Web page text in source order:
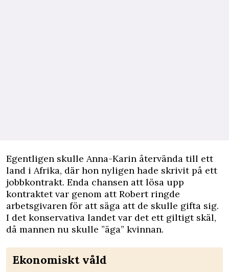
Egentligen skulle Anna-Karin återvända till ett
land i Afrika, där hon nyligen hade skrivit på ett
jobbkontrakt. Enda chansen att lösa upp
kontraktet var genom att Robert ringde
arbetsgivaren för att säga att de skulle gifta sig.
I det konservativa landet var det ett giltigt skäl,
då mannen nu skulle ”äga” kvinnan.
Ekonomiskt våld